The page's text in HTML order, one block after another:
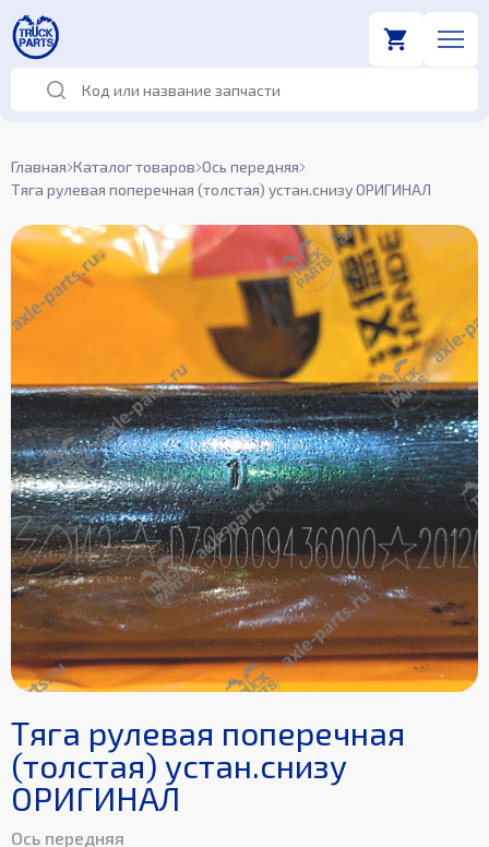
Главная Каталог товаров Ось передняя
Тяга рулевая поперечная (толстая) устан.снизу ОРИГИНАЛ
Тяга рулевая поперечная
(толстая) устан.снизу
ОРИГИНАЛ
Ось передняя